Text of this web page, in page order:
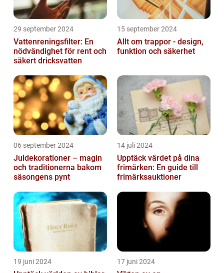
29 september 2024
Vattenreningsfilter: En
nödvändighet för rent och
säkert dricksvatten
15 september 2024
Allt om trappor - design,
funktion och säkerhet
06 september 2024
Juldekorationer – magin
och traditionerna bakom
säsongens pynt
14 juli 2024
Upptäck värdet på dina
frimärken: En guide till
frimärksauktioner
19 juni 2024 17 juni 2024